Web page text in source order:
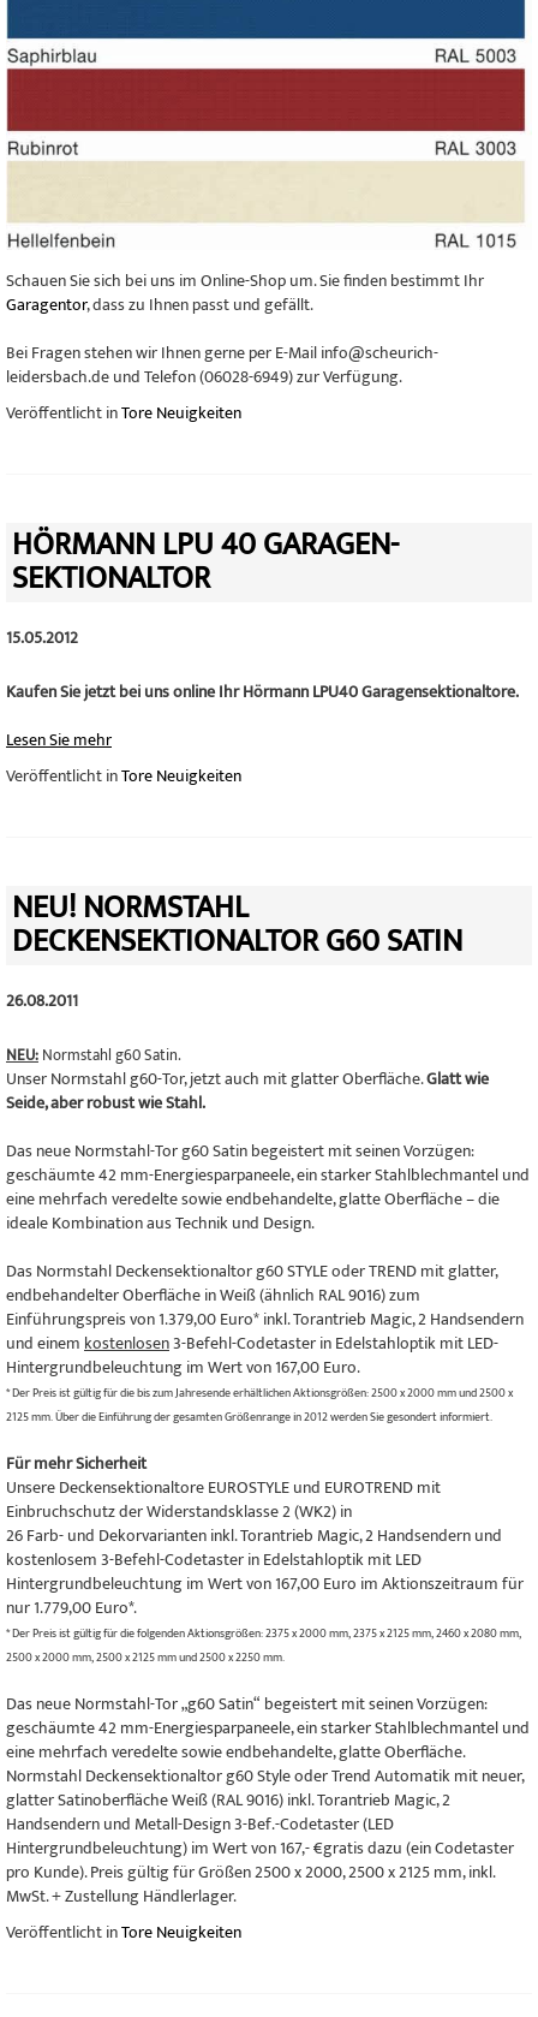
Schauen Sie sich bei uns im Online-Shop um. Sie finden bestimmt Ihr
Garagentor, dass zu Ihnen passt und gefällt.
Bei Fragen stehen wir Ihnen gerne per E-Mail info@scheurich-
leidersbach.de und Telefon (06028-6949) zur Verfügung.
Veröffentlicht inTore Neuigkeiten
HÖRMANN LPU 40 GARAGEN-
SEKTIONALTOR
15.05.2012
Kaufen Sie jetzt bei uns online Ihr Hörmann LPU40 Garagensektionaltore.
Lesen Sie mehr
Veröffentlicht inTore Neuigkeiten
NEU! NORMSTAHL
DECKENSEKTIONALTOR G60 SATIN
26.08.2011
NEU:Normstahl g60 Satin.
Unser Normstahl g60-Tor, jetzt auch mit glatter Oberfläche.Glatt wie
Seide, aber robust wie Stahl.
Das neue Normstahl-Tor g60 Satin begeistert mit seinen Vorzügen:
geschäumte 42 mm-Energiesparpaneele, ein starker Stahlblechmantel und
eine mehrfach veredelte sowie endbehandelte, glatte Oberfläche – die
ideale Kombination aus Technik und Design.
Das Normstahl Deckensektionaltor g60 STYLE oder TREND mit glatter,
endbehandelter Oberfläche in Weiß (ähnlich RAL 9016) zum
Einführungspreis von 1.379,00 Euro* inkl. Torantrieb Magic, 2 Handsendern
und einemkostenlosen3-Befehl-Codetaster in Edelstahloptik mit LED-
Hintergrundbeleuchtung im Wert von 167,00 Euro.
* Der Preis ist gültig für die bis zum Jahresende erhältlichen Aktionsgrößen: 2500 x 2000 mm und 2500 x
2125 mm. Über die Einführung der gesamten Größenrange in 2012 werden Sie gesondert informiert.
Für mehr Sicherheit
Unsere Deckensektionaltore EUROSTYLE und EUROTREND mit
Einbruchschutz der Widerstandsklasse 2 (WK2) in
26 Farb- und Dekorvarianten inkl. Torantrieb Magic, 2 Handsendern und
kostenlosem 3-Befehl-Codetaster in Edelstahloptik mit LED
Hintergrundbeleuchtung im Wert von 167,00 Euro im Aktionszeitraum für
nur 1.779,00 Euro*.
* Der Preis ist gültig für die folgenden Aktionsgrößen: 2375 x 2000 mm, 2375 x 2125 mm, 2460 x 2080 mm,
2500 x 2000 mm, 2500 x 2125 mm und 2500 x 2250 mm.
Das neue Normstahl-Tor „g60 Satin“ begeistert mit seinen Vorzügen:
geschäumte 42 mm-Energiesparpaneele, ein starker Stahlblechmantel und
eine mehrfach veredelte sowie endbehandelte, glatte Oberfläche.
Normstahl Deckensektionaltor g60 Style oder Trend Automatik mit neuer,
glatter Satinoberfläche Weiß (RAL 9016) inkl. Torantrieb Magic, 2
Handsendern und Metall-Design 3-Bef.-Codetaster (LED
Hintergrundbeleuchtung) im Wert von 167,- €gratis dazu (ein Codetaster
pro Kunde). Preis gültig für Größen 2500 x 2000, 2500 x 2125 mm, inkl.
MwSt. + Zustellung Händlerlager.
Veröffentlicht inTore Neuigkeiten